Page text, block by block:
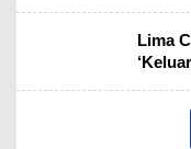
Lima